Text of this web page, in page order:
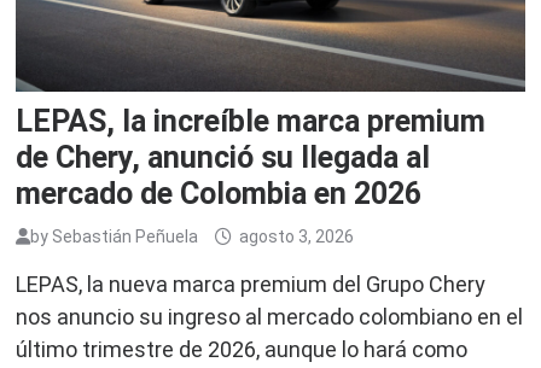
LEPAS, la increíble marca premium
de Chery, anunció su llegada al
mercado de Colombia en 2026
by Sebastián Peñuela agosto 3, 2026
LEPAS, la nueva marca premium del Grupo Chery
nos anuncio su ingreso al mercado colombiano en el
último trimestre de 2026, aunque lo hará como